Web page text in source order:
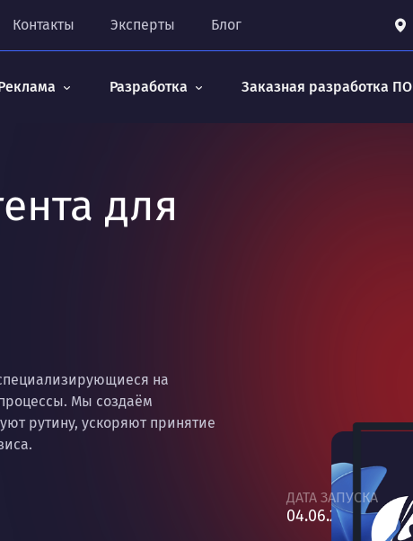
Контакты Эксперты Блог
Разработка Заказная разработка ПО
для
на
Мы создаём
рутину, ускоряют принятие
ДАТА ЗАПУСКА
04.06.2026